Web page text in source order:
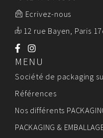
Ecrivez-nous
12 rue Bayen, Paris
MENU
Société de packaging
Références
Nos différents
PACKAGING &